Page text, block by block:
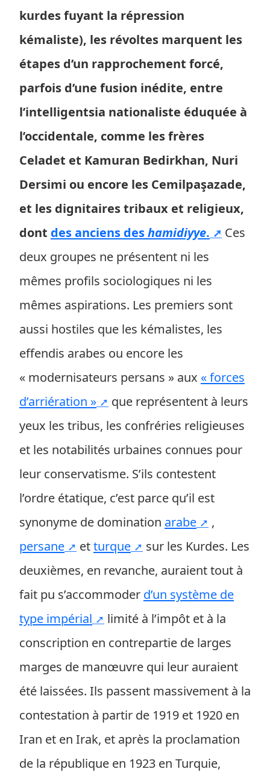
kurdes fuyant la répression
kémaliste), les révoltes marquent les
étapes d’un rapprochement forcé,
parfois d’une fusion inédite, entre
l’intelligentsia nationaliste éduquée à
l’occidentale, comme les frères
Celadet et Kamuran Bedirkhan, Nuri
Dersimi ou encore les Cemilpaşazade,
et les dignitaires tribaux et religieux,
dont des anciens deshamidiyye.
Ces
deux groupes ne présentent ni les
mêmes profils sociologiques ni les
mêmes aspirations. Les premiers sont
aussi hostiles que les kémalistes, les
effendis arabes ou encore les
« modernisateurs persans » aux « forces
d’arriération »
que représentent à leurs
yeux les tribus, les confréries religieuses
et les notabilités urbaines connues pour
leur conservatisme. S’ils contestent
l’ordre étatique, c’est parce qu’il est
synonyme de domination arabe
,
persane
etturque
sur les Kurdes. Les
deuxièmes, en revanche, auraient tout à
fait pu s’accommoder d’un système de
type impérial
limité à l’impôt et à la
conscription en contrepartie de larges
marges de manœuvre qui leur auraient
été laissées. Ils passent massivement à la
contestation à partir de 1919 et 1920 en
Iran et en Irak, et après la proclamation
de la république en 1923 en Turquie,